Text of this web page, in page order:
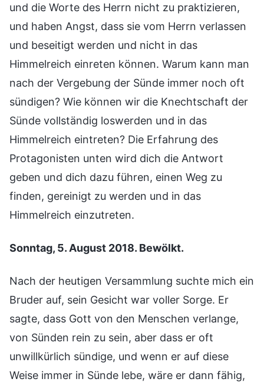
und die Worte des Herrn nicht zu praktizieren,
und haben Angst, dass sie vom Herrn verlassen
und beseitigt werden und nicht in das
Himmelreich einreten können. Warum kann man
nach der Vergebung der Sünde immer noch oft
sündigen? Wie können wir die Knechtschaft der
Sünde vollständig loswerden und in das
Himmelreich eintreten? Die Erfahrung des
Protagonisten unten wird dich die Antwort
geben und dich dazu führen, einen Weg zu
finden, gereinigt zu werden und in das
Himmelreich einzutreten.
Sonntag, 5. August 2018. Bewölkt.
Nach der heutigen Versammlung suchte mich ein
Bruder auf, sein Gesicht war voller Sorge. Er
sagte, dass Gott von den Menschen verlange,
von Sünden rein zu sein, aber dass er oft
unwillkürlich sündige, und wenn er auf diese
Weise immer in Sünde lebe, wäre er dann fähig,